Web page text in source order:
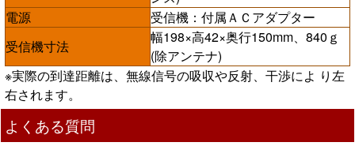
電源
受信機：付属ＡＣアダプター
受信機寸法
幅198×高42×奥行150mm、840ｇ
(除アンテナ)
※実際の到達距離は、無線信号の吸収や反射、干渉によ り左
右されます。
よくある質問